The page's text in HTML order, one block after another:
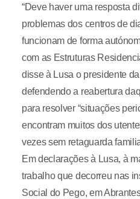
“Deve haver uma resposta
problemas dos centros de
funcionam de forma
com as Estruturas
disse à Lusa o presidente
defendendo a reabertura
para resolver “situações
encontram muitos dos
vezes sem retaguarda
Em declarações à Lusa, à
trabalho que decorreu nas
Social do Pego, em